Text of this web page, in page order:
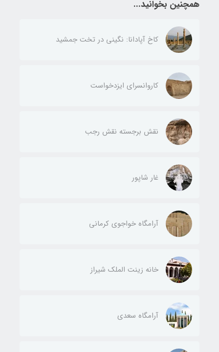
همچنین بخوانید...
کاخ آپادانا: نگینی در تخت جمشید
کاروانسرای ایزدخواست
نقش برجسته نقش رجب
غار شاپور
آرامگاه خواجوی کرمانی
خانه زینت الملک شیراز
آرامگاه سعدی